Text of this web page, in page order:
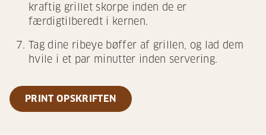
kraftig grillet skorpe inden de er
færdigtilberedt i kernen.
Tag dine ribeye bøffer af grillen, og lad dem
hvile i et par minutter inden servering.
PRINT OPSKRIFTEN